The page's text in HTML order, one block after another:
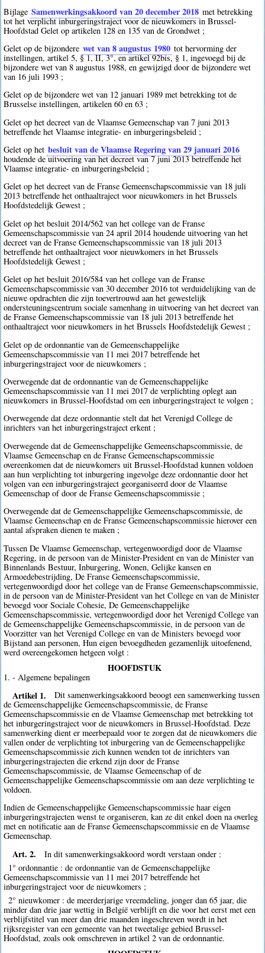
Bijlage Samenwerkingsakkoord van 20 december 2018 met betrekking
tot het verplicht inburgeringstraject voor de nieuwkomers in Brussel-
Hoofdstad Gelet op artikelen 128 en 135 van de Grondwet ;
Gelet op de bijzondere wet van 8 augustus 1980 tot hervorming der
instellingen, artikel 5, § 1, II, 3°, en artikel 92bis, § 1, ingevoegd bij de
bijzondere wet van 8 augustus 1988, en gewijzigd door de bijzondere wet
van 16 juli 1993 ;
Gelet op de bijzondere wet van 12 januari 1989 met betrekking tot de
Brusselse instellingen, artikelen 60 en 63 ;
Gelet op het decreet van de Vlaamse Gemeenschap van 7 juni 2013
betreffende het Vlaamse integratie- en inburgeringsbeleid ;
Gelet op het besluit van de Vlaamse Regering van 29 januari 2016
houdende de uitvoering van het decreet van 7 juni 2013 betreffende het
Vlaamse integratie- en inburgeringsbeleid ;
Gelet op het decreet van de Franse Gemeenschapscommissie van 18 juli
2013 betreffende het onthaaltraject voor nieuwkomers in het Brussels
Hoofdstedelijk Gewest ;
Gelet op het besluit 2014/562 van het college van de Franse
Gemeenschapscommissie van 24 april 2014 houdende uitvoering van het
decreet van de Franse Gemeenschapscommissie van 18 juli 2013
betreffende het onthaaltraject voor nieuwkomers in het Brussels
Hoofdstedelijk Gewest ;
Gelet op het besluit 2016/584 van het college van de Franse
Gemeenschapscommissie van 30 december 2016 tot verduidelijking van de
nieuwe opdrachten die zijn toevertrouwd aan het gewestelijk
ondersteuningscentrum sociale samenhang in uitvoering van het decreet van
de Franse Gemeenschapscommissie van 18 juli 2013 betreffende het
onthaaltraject voor nieuwkomers in het Brussels Hoofdstedelijk Gewest ;
Gelet op de ordonnantie van de Gemeenschappelijke
Gemeenschapscommissie van 11 mei 2017 betreffende het
inburgeringstraject voor de nieuwkomers ;
Overwegende dat de ordonnantie van de Gemeenschappelijke
Gemeenschapscommissie van 11 mei 2017 de verplichting oplegt aan
nieuwkomers in Brussel-Hoofdstad om een inburgeringstraject te volgen ;
Overwegende dat deze ordonnantie stelt dat het Verenigd College de
inrichters van het inburgeringstraject erkent ;
Overwegende dat de Gemeenschappelijke Gemeenschapscommissie, de
Vlaamse Gemeenschap en de Franse Gemeenschapscommissie
overeenkomen dat de nieuwkomers uit Brussel-Hoofdstad kunnen voldoen
aan hun verplichting tot inburgering ingevolge deze ordonnantie door het
volgen van een inburgeringstraject georganiseerd door de Vlaamse
Gemeenschap of door de Franse Gemeenschapscommissie ;
Overwegende dat de Gemeenschappelijke Gemeenschapscommissie, de
Vlaamse Gemeenschap en de Franse Gemeenschapscommissie hierover een
aantal afspraken dienen te maken ;
Tussen De Vlaamse Gemeenschap, vertegenwoordigd door de Vlaamse
Regering, in de persoon van de Minister-President en van de Minister van
Binnenlands Bestuur, Inburgering, Wonen, Gelijke kansen en
Armoedebestrijding, De Franse Gemeenschapscommissie,
vertegenwoordigd door het college van de Franse Gemeenschapscommissie,
in de persoon van de Minister-President van het College en van de Minister
bevoegd voor Sociale Cohesie, De Gemeenschappelijke
Gemeenschapscommissie, vertegenwoordigd door het Verenigd College van
de Gemeenschappelijke Gemeenschapscommissie, in de persoon van de
Voorzitter van het Verenigd College en van de Ministers bevoegd voor
Bijstand aan personen, Hun eigen bevoegdheden gezamenlijk uitoefenend,
werd overeengekomen hetgeen volgt :
HOOFDSTUK
1. - Algemene bepalingen
Artikel 1.
Dit samenwerkingsakkoord beoogt een samenwerking tussen
de Gemeenschappelijke Gemeenschapscommissie, de Franse
Gemeenschapscommissie en de Vlaamse Gemeenschap met betrekking tot
het inburgeringstraject voor de nieuwkomers in Brussel-Hoofdstad. Deze
samenwerking dient er meerbepaald voor te zorgen dat de nieuwkomers die
vallen onder de verplichting tot inburgering van de Gemeenschappelijke
Gemeenschapscommissie zich kunnen wenden tot de inrichters van
inburgeringstrajecten die erkend zijn door de Franse
Gemeenschapscommissie, de Vlaamse Gemeenschap of de
Gemeenschappelijke Gemeenschapscommissie om aan deze verplichting te
voldoen.
Indien de Gemeenschappelijke Gemeenschapscommissie haar eigen
inburgeringstrajecten wenst te organiseren, kan ze dit enkel doen na overleg
met en notificatie aan de Franse Gemeenschapscommissie en de Vlaamse
Gemeenschap.
Art. 2.
In dit samenwerkingsakkoord wordt verstaan onder :
1° ordonnantie : de ordonnantie van de Gemeenschappelijke
Gemeenschapscommissie van 11 mei 2017 betreffende het
inburgeringstraject voor de nieuwkomers ;
2° nieuwkomer : de meerderjarige vreemdeling, jonger dan 65 jaar, die
minder dan drie jaar wettig in België verblijft en die voor het eerst met een
verblijfstitel van meer dan drie maanden ingeschreven wordt in het
rijksregister van een gemeente van het tweetalige gebied Brussel-
Hoofdstad, zoals ook omschreven in artikel 2 van de ordonnantie.